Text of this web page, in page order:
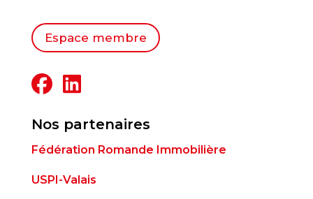
Espace membre
Nos partenaires
Fédération Romande Immobilière
USPI-Valais